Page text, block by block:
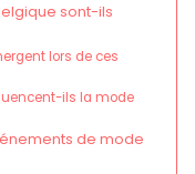
sont-ils
lors de ces
ils la mode
de mode